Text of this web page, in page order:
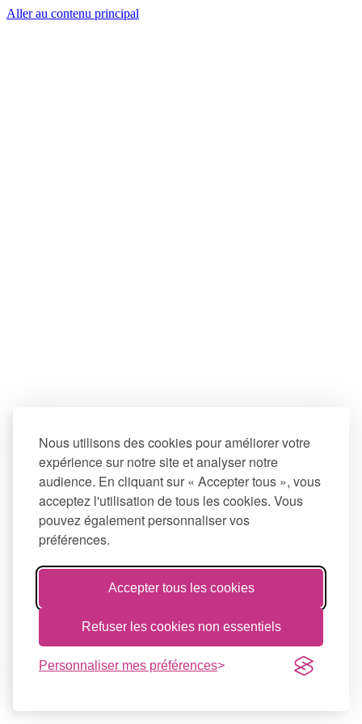
Nous utilisons des cookies pour améliorer votre
expérience sur notre site et analyser notre
audience. En cliquant sur « Accepter tous », vous
acceptez l'utilisation de tous les cookies. Vous
pouvez également personnaliser vos
préférences.
Accepter tous les cookies
Refuser les cookies non essentiels
Personnaliser mes préférences
Aller au contenu principal